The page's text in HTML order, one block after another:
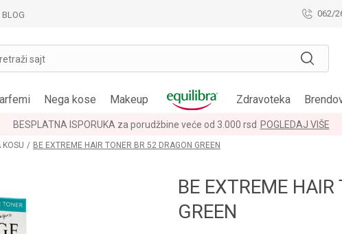
BLOG 062/
sajt
Nega kose Makeup Zdravoteka
LOYALTY PROGRAM POGLEDAJ VIŠE
BE EXTREME HAIR TONER BR 52 DRAGON GREEN
BE EXTREME
GREEN